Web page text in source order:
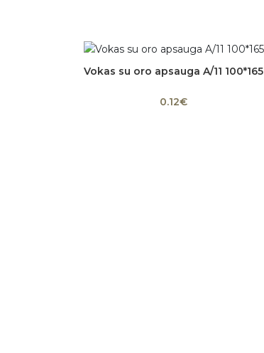
Į krepšelį
Vokas su oro apsauga A/11 100*165
0.12€